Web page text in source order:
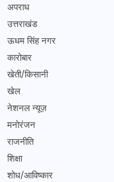
अपराध
उत्तराखंड
ऊधम सिंह नगर
कारोबार
खेती/किसानी
खेल
नेशनल न्यूज़
मनोरंजन
राजनीति
शिक्षा
शोध/आविष्कार